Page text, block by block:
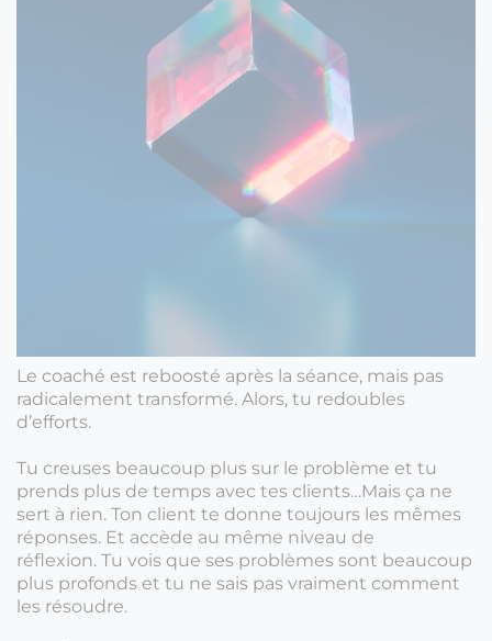
Le coaché est reboosté après la séance, mais pas
radicalement transformé. Alors, tu redoubles
d’efforts.
Tu creuses beaucoup plus sur le problème et tu
prends plus de temps avec tes clients…Mais ça ne
sert à rien. Ton client te donne toujours les mêmes
réponses. Et accède au même niveau de
réflexion. Tu vois que ses problèmes sont beaucoup
plus profonds et tu ne sais pas vraiment comment
les résoudre.